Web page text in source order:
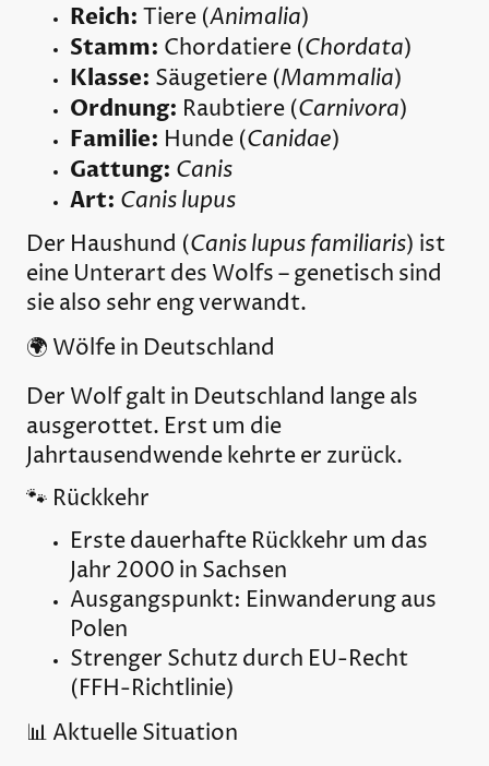
Reich: Tiere (Animalia)
Stamm: Chordatiere (Chordata)
Klasse: Säugetiere (Mammalia)
Ordnung: Raubtiere (Carnivora)
Familie: Hunde (Canidae)
Gattung: Canis
Art: Canis lupus
Der Haushund (Canis lupus familiaris) ist
eine Unterart des Wolfs – genetisch sind
sie also sehr eng verwandt.
🌍 Wölfe in Deutschland
Der Wolf galt in Deutschland lange als
ausgerottet. Erst um die
Jahrtausendwende kehrte er zurück.
🐾 Rückkehr
Erste dauerhafte Rückkehr um das
Jahr 2000 in Sachsen
Ausgangspunkt: Einwanderung aus
Polen
Strenger Schutz durch EU-Recht
(FFH-Richtlinie)
📊 Aktuelle Situation